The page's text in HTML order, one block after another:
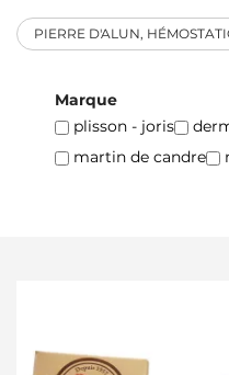
PIERRE D'ALUN,
Marque
plisson - joris
martin de candre